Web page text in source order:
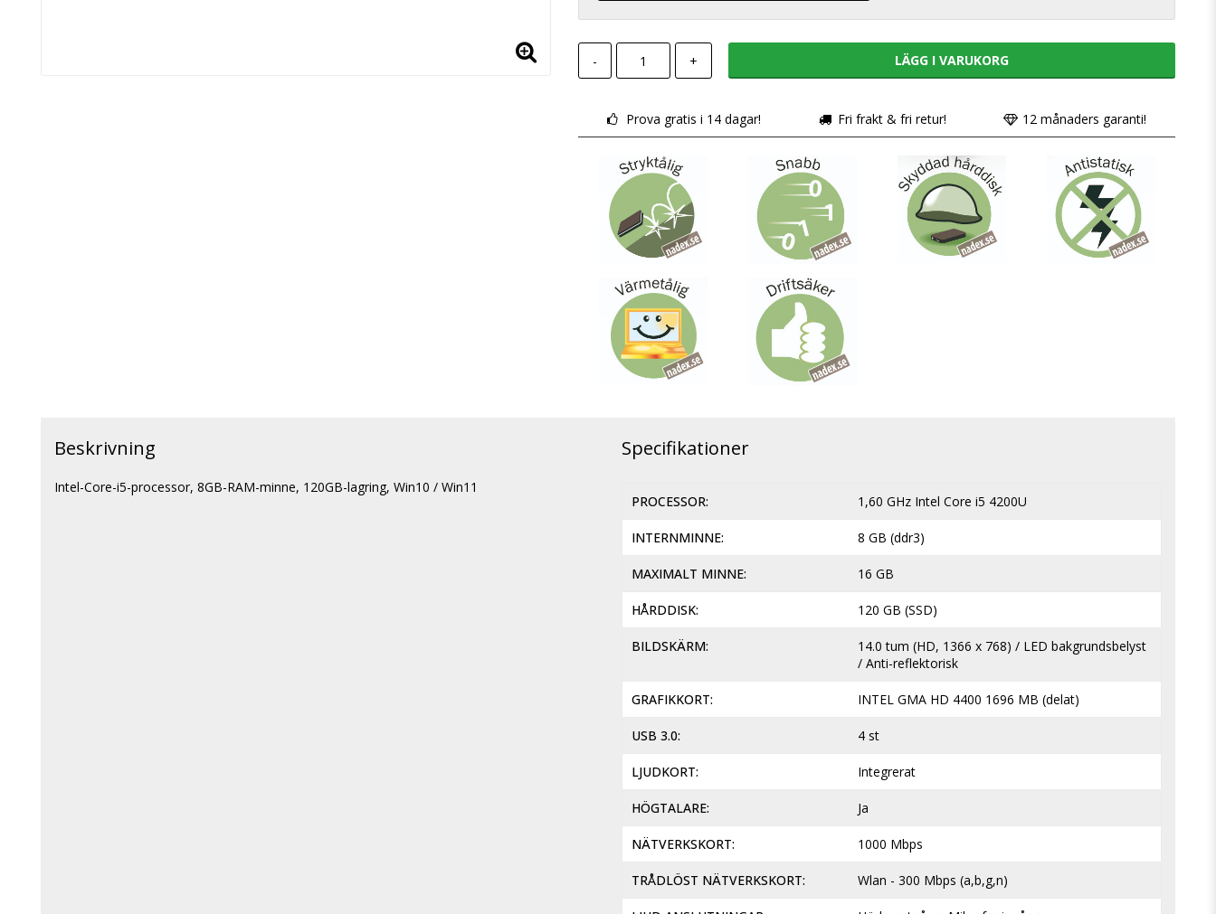
- + LÄGG I VARUKORG
Prova gratis i 14 dagar! Fri frakt & fri retur! 12 månaders garanti!
Beskrivning
Intel-Core-i5-processor, 8GB-RAM-minne, 120GB-lagring, Win10 / Win11
PROCESSOR
1,60 GHz Intel Core i5 4200U
INTERNMINNE 8 GB (ddr3)
MAXIMALT MINNE 16 GB
HÅRDDISK 120 GB (SSD)
BILDSKÄRM
14.0 tum (HD, 1366 x 768) / LED bakgrundsbelyst
/ Anti-reflektorisk
GRAFIKKORT INTEL GMA HD 4400 1696 MB (delat)
USB 3.0 4 st
LJUDKORT Integrerat
HÖGTALARE Ja
NÄTVERKSKORT 1000 Mbps
TRÅDLÖST NÄTVERKSKORT Wlan - 300 Mbps (a,b,g,n)